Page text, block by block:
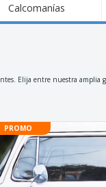
Calcomanías
Elija entre nuestra amplia
PROMO